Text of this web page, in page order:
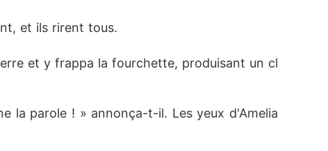
et ils rirent tous.
et y frappa la fourchette, produisant un cl
la parole ! » annonça-t-il. Les yeux d'Amelia